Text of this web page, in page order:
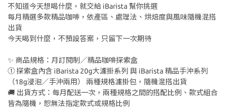
不知道今天想喝什麼，就交給 iBarista 幫你挑選
每月精選多款精品咖啡，依產區、處理法、烘焙度與風味隨機混搭
出貨
今天喝到什麼，不預設答案，只留下一次期待
✨ 商品規格：月訂閱制／精品咖啡探索盒
① 探索盒內含 iBarista 20g大濾掛系列 與 iBarista 精品手沖系列
（18g浸泡／手沖兩用） 兩種規格濾掛包，隨機混搭出貨
🚚 出貨方式：每月配送一次，兩種規格之間的搭配比例、款式組合
皆為隨機，恕無法指定款式或規格比例